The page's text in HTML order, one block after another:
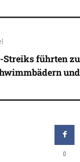
Streiks führten zu
0